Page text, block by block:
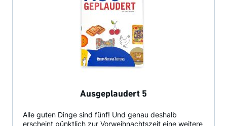
Ausgeplaudert 5
Alle guten Dinge sind fünf! Und genau deshalb
erscheint pünktlich zur Vorweihnachtszeit eine weitere